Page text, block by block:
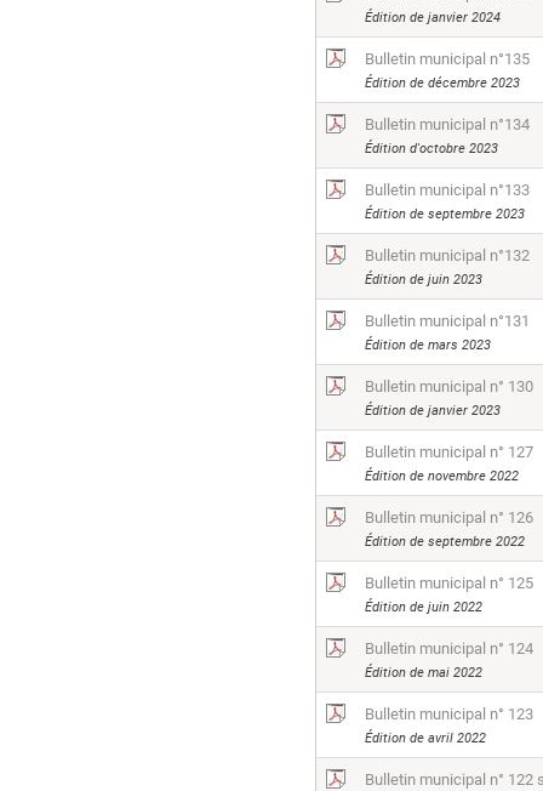
Édition de janvier 2024
Bulletin municipal n°135
Édition de décembre 2023
Bulletin municipal n°134
Édition d'octobre 2023
Bulletin municipal n°133
Édition de septembre 2023
Bulletin municipal n°132
Édition de juin 2023
Bulletin municipal n°131
Édition de mars 2023
Bulletin municipal n° 130
Édition de janvier 2023
Bulletin municipal n° 127
Édition de novembre 2022
Bulletin municipal n° 126
Édition de septembre 2022
Bulletin municipal n° 125
Édition de juin 2022
Bulletin municipal n° 124
Édition de mai 2022
Bulletin municipal n° 123
Édition de avril 2022
Bulletin municipal n° 122